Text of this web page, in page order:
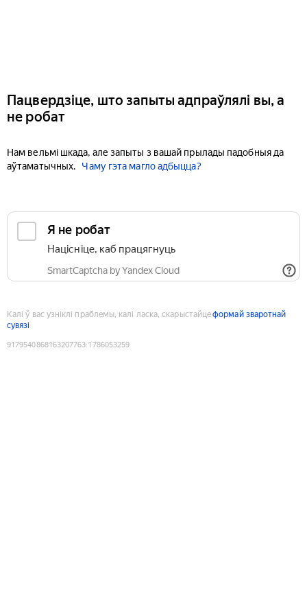
Пацвердзіце, што запыты адпраўлялі вы, а
не робат
Нам вельмі шкада, але запыты з вашай прылады падобныя да
аўтаматычных.
Чаму гэта магло адбыцца?
Я не робат
Націсніце, каб працягнуць
SmartCaptcha by Yandex Cloud
Калі ў вас узніклі праблемы, калі ласка, скарыстайцеформай зваротнай
сувязі
9179540868163207763:1786053259